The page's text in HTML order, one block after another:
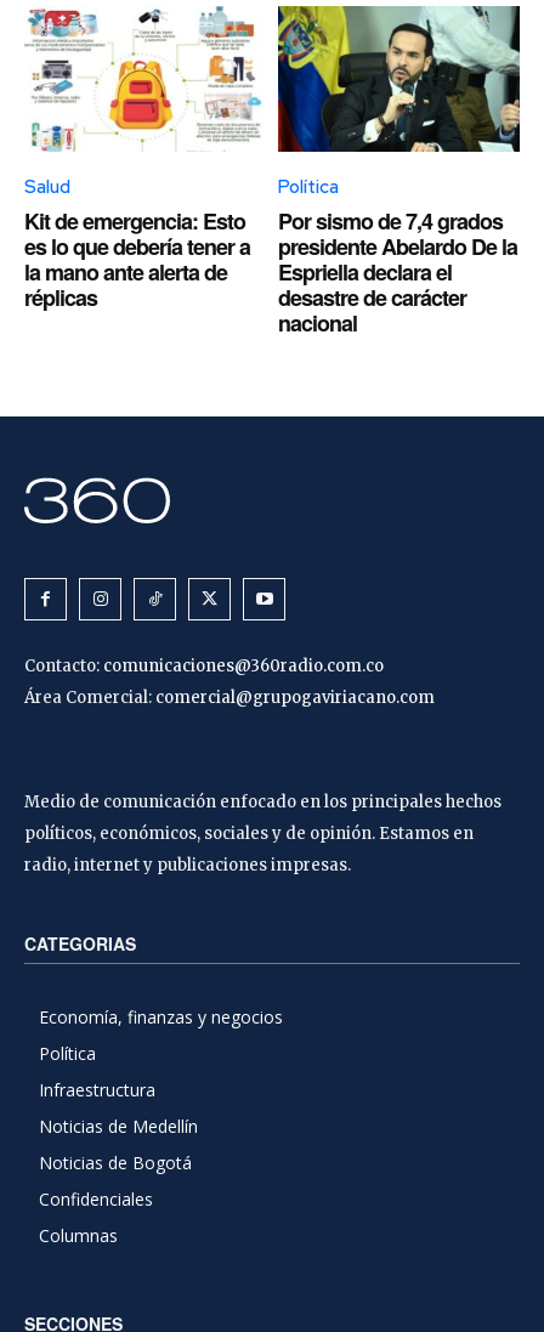
Salud
Kit de emergencia: Esto
es lo que debería tener a
la mano ante alerta de
réplicas
Política
Por sismo de 7,4 grados
presidente Abelardo De la
Espriella declara el
desastre de carácter
nacional
Contacto: comunicaciones@360radio.com.co
Área Comercial: comercial@grupogaviriacano.com
Medio de comunicación enfocado en los principales hechos
políticos, económicos, sociales y de opinión. Estamos en
radio, internet y publicaciones impresas.
CATEGORIAS
Economía, finanzas y negocios
Política
Infraestructura
Noticias de Medellín
Noticias de Bogotá
Confidenciales
Columnas
SECCIONES